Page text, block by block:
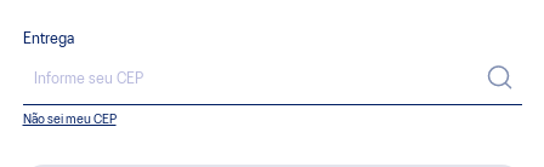
Entrega
Não sei meu CEP